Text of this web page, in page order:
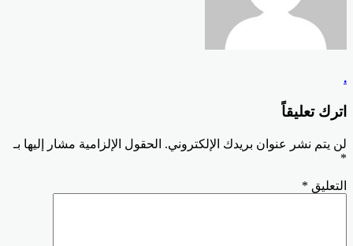
.
اترك تعليقاً
لن يتم نشر عنوان بريدك الإلكتروني. الحقول الإلزامية مشار إليها بـ
*
التعليق *